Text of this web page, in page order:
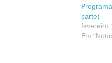
parte)
fevereiro
Em